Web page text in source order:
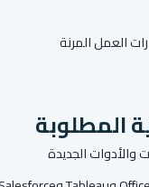
العمل المرنة
المطلوبة
والأدوات الجديدة